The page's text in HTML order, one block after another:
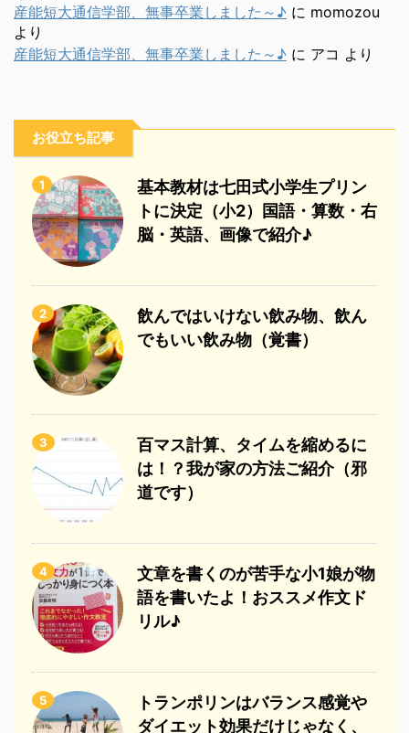
産能短大通信学部、無事卒業しました～♪ に momozou
より
産能短大通信学部、無事卒業しました～♪ に アコ より
お役立ち記事
1
基本教材は七田式小学生プリン
トに決定（小2）国語・算数・右
脳・英語、画像で紹介♪
2
飲んではいけない飲み物、飲ん
でもいい飲み物（覚書）
3
百マス計算、タイムを縮めるに
は！？我が家の方法ご紹介（邪
道です）
4
文章を書くのが苦手な小1娘が物
語を書いたよ！おススメ作文ド
リル♪
5
トランポリンはバランス感覚や
ダイエット効果だけじゃなく、